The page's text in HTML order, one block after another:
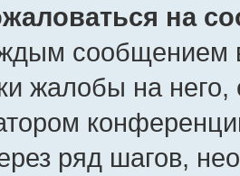
на
сообщением
жалобы на
ряд шагов,